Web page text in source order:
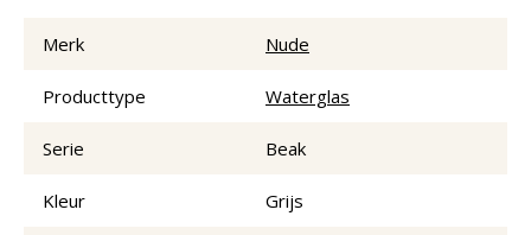
Merk Nude
Producttype Waterglas
Serie Beak
Kleur Grijs